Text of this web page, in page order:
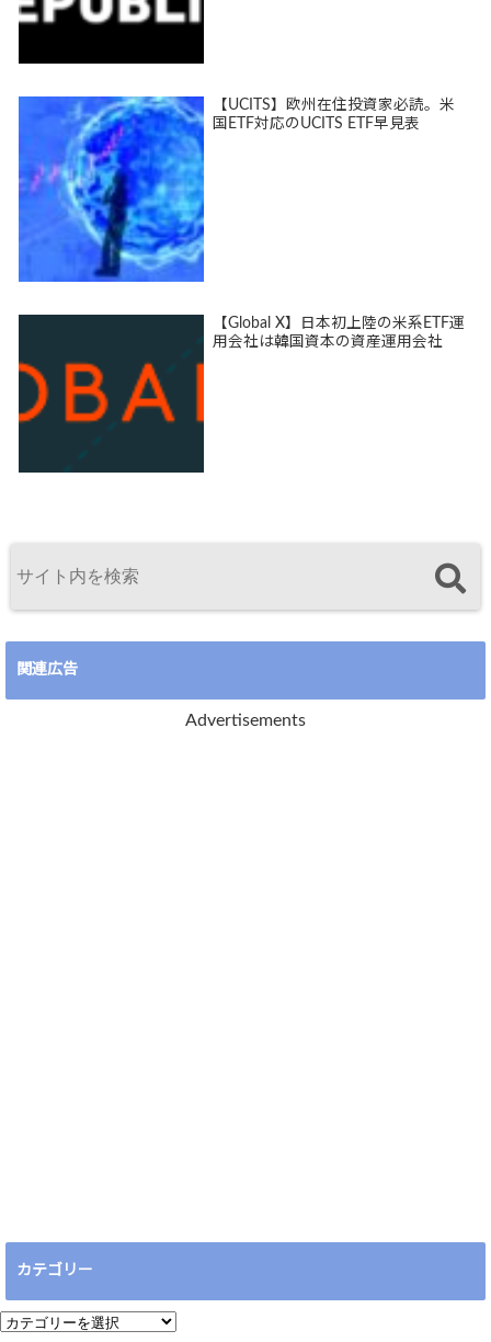
【UCITS】欧州在住投資家必読。米
国ETF対応のUCITS ETF早見表
【Global X】日本初上陸の米系ETF運
用会社は韓国資本の資産運用会社
関連広告
Advertisements
カテゴリー
カ